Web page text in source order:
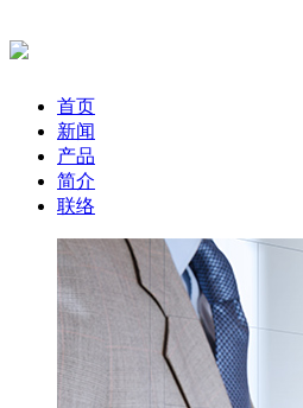
首页
新闻
产品
简介
联络